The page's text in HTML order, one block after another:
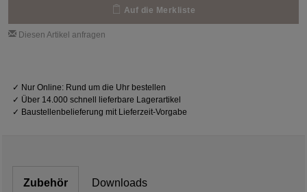
Auf die Merkliste
Diesen Artikel anfragen
✓ Nur Online: Rund um die Uhr bestellen
✓ Über 14.000 schnell lieferbare Lagerartikel
✓ Baustellenbelieferung mit Lieferzeit-Vorgabe
Zubehör Downloads